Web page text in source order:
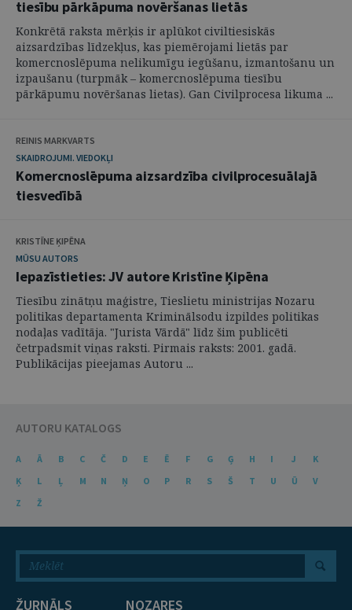
tiesību pārkāpuma novēršanas lietās
Konkrētā raksta mērķis ir aplūkot civiltiesiskās
aizsardzības līdzekļus, kas piemērojami lietās par
komercnoslēpuma nelikumīgu iegūšanu, izmantošanu un
izpaušanu (turpmāk – komercnoslēpuma tiesību
pārkāpumu novēršanas lietas). Gan Civilprocesa likuma ...
REINIS MARKVARTS
SKAIDROJUMI. VIEDOKĻI
Komercnoslēpuma aizsardzība civilprocesuālajā
tiesvedībā
KRISTĪNE ĶIPĒNA
MŪSU AUTORS
Iepazīstieties: JV autore Kristīne Ķipēna
Tiesību zinātņu maģistre, Tieslietu ministrijas Nozaru
politikas departamenta Kriminālsodu izpildes politikas
nodaļas vadītāja. "Jurista Vārdā" līdz šim publicēti
četrpadsmit viņas raksti. Pirmais raksts: 2001. gadā.
Publikācijas pieejamas Autoru ...
AUTORU KATALOGS
A Ā B C Č D E Ē F G Ģ H I J
K
Ķ
L Ļ M N Ņ O P R S Š T U Ū
V
Z
Ž
ŽURNĀLS NOZARES